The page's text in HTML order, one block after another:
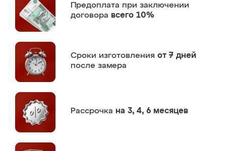
Предоплата при заключении
договора всего 10%
Сроки изготовления от 7 дней
после замера
Рассрочка на 3, 4, 6 месяцев